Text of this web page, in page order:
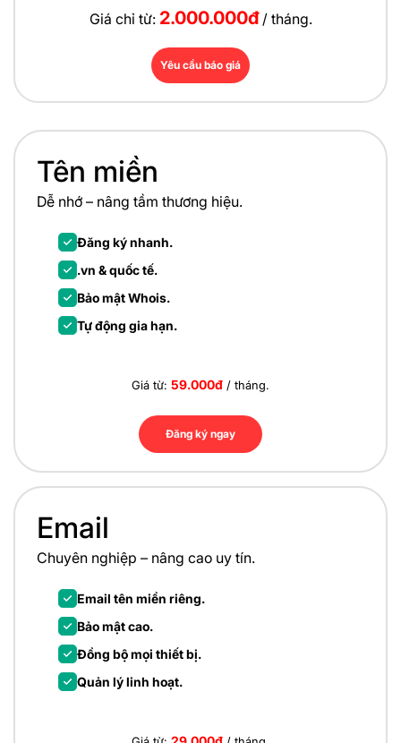
Yêu cầu báo giá
Giá chỉ từ: 2.000.000đ/ tháng.
Tên miền
Dễ nhớ – nâng tầm thương hiệu.
Đăng ký nhanh.
.vn & quốc tế.
Bảo mật Whois.
Tự động gia hạn.
Giá từ: 59.000đ / tháng.
Đăng ký ngay
Email
Chuyên nghiệp – nâng cao uy tín.
Email tên miền riêng.
Bảo mật cao.
Đồng bộ mọi thiết bị.
Quản lý linh hoạt.